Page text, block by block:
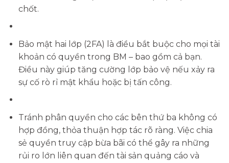
chốt.
Bảo mật hai lớp (2FA) là điều bắt buộc cho mọi tài
khoản có quyền trong BM – bao gồm cả bạn.
Điều này giúp tăng cường lớp bảo vệ nếu xảy ra
sự cố rò rỉ mật khẩu hoặc bị tấn công.
Tránh phân quyền cho các bên thứ ba không có
hợp đồng, thỏa thuận hợp tác rõ ràng. Việc chia
sẻ quyền truy cập bừa bãi có thể gây ra những
rủi ro lớn liên quan đến tài sản quảng cáo và